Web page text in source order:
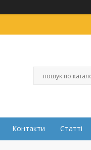
Контакти Статті